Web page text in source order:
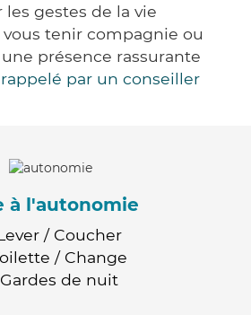
les gestes de la vie
tenir compagnie ou
présence rassurante
par un conseiller
à l'autonomie
/ Coucher
/ Change
Gardes de nuit